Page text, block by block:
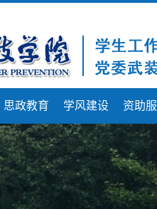
思政教育 学风建设 资助